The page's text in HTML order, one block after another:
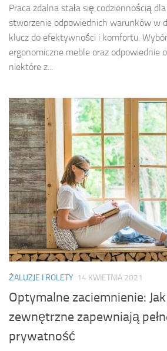
Praca zdalna stała się codziennością
stworzenie odpowiednich warunków w
klucz do efektywności i komfortu.
ergonomiczne meble oraz
niektóre z...
ŻALUZJE I ROLETY 14 KWIETNIA 2021
Optymalne zaciemnienie:
zewnętrzne zapewniają
prywatność